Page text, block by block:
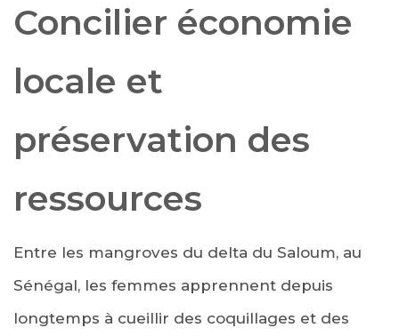
Concilier économie
locale et
préservation des
ressources
Entre les mangroves du delta du Saloum, au
Sénégal, les femmes apprennent depuis
longtemps à cueillir des coquillages et des